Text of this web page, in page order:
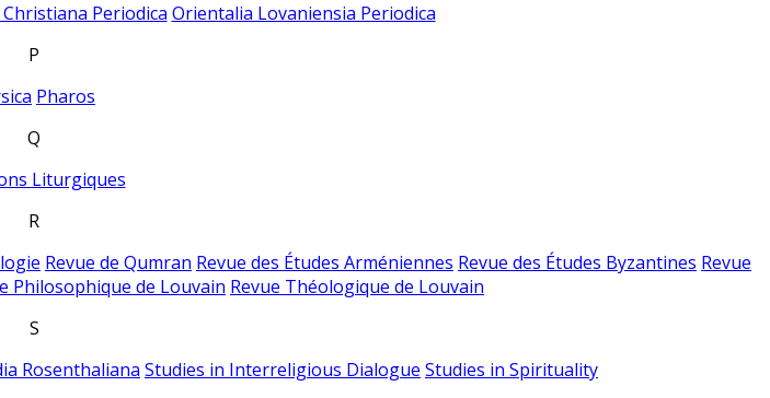
Periodica Orientalia Lovaniensia Periodica
P
Pharos
Q
Liturgiques
R
Revue de Qumran Revue des Études Arméniennes Revue des Études Byzantines Revue
Philosophique de Louvain Revue Théologique de Louvain
S
Rosenthaliana Studies in Interreligious Dialogue Studies in Spirituality